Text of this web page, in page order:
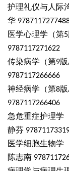
护理礼仪与人际
华
医学心理学（第5
9787117271622
传染病学（第9版
9787117266666
神经病学（第8版
9787117266406
急危重症护理学
静芬
医学细胞生物学
陈志南